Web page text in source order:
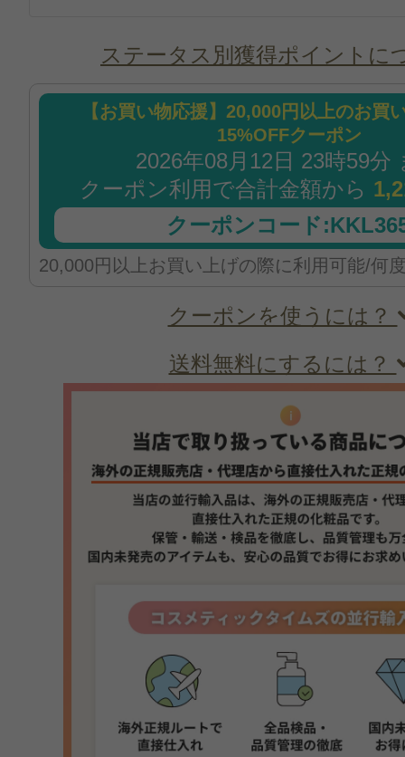
ステータス別獲得ポイントに
【お買い物応援】20,000円以上のお買
15%OFFクーポン
2026年08月12日 23時59分
クーポン利用で合計金額から
クーポンコード
20,000円以上お買い上げの際に利用可能/何
クーポンを使うには？
送料無料にするには？